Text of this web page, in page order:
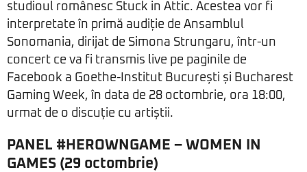
studioul românesc Stuck in Attic. Acestea vor fi
interpretate în primă audiție de Ansamblul
Sonomania, dirijat de Simona Strungaru, într-un
concert ce va fi transmis live pe paginile de
Facebook a Goethe-Institut București și Bucharest
Gaming Week, în data de 28 octombrie, ora 18:00,
urmat de o discuție cu artiștii.
PANEL #HEROWNGAME – WOMEN IN
GAMES (29 octombrie)